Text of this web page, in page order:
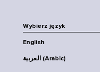
Wybierz język
English
العربية (Arabic)